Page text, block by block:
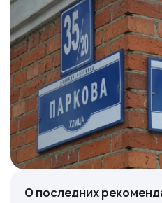
О последних